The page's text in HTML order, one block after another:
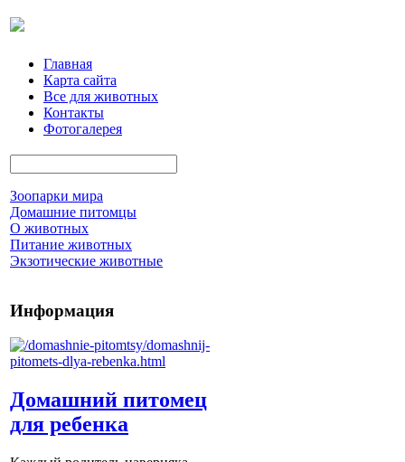
Главная
Карта сайта
Все для животных
Контакты
Фотогалерея
Зоопарки мира
Домашние питомцы
О животных
Питание животных
Экзотические животные
Информация
Домашний питомец
для ребенка